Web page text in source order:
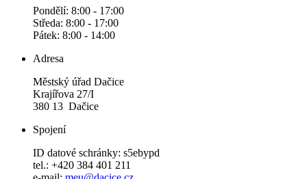
Pondělí: 8:00 - 17:00
Středa: 8:00 - 17:00
Pátek: 8:00 - 14:00
Adresa
Městský úřad Dačice
Krajířova 27/I
380 13 Dačice
Spojení
ID datové schránky: s5ebypd
tel.: +420 384 401 211